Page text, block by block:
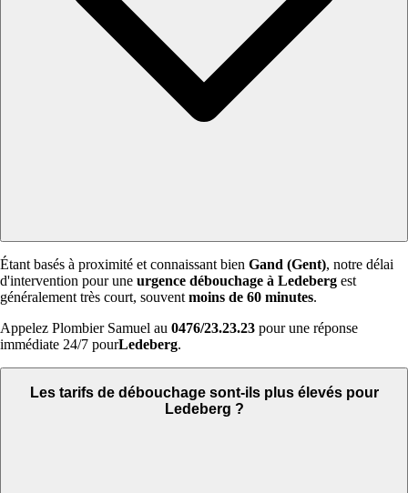
Étant basés à proximité et connaissant bien Gand (Gent), notre délai
d'intervention pour une urgence débouchage à Ledeberg est
généralement très court, souvent moins de 60 minutes.
Appelez Plombier Samuel au 0476/23.23.23 pour une réponse
immédiate 24/7 pourLedeberg.
Les tarifs de débouchage sont-ils plus élevés pour
Ledeberg ?